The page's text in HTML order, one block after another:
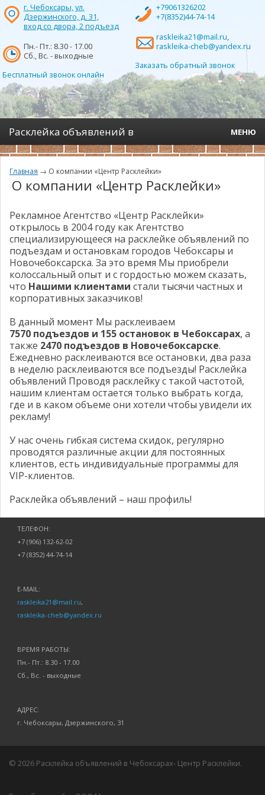
г. Чебоксары, ул.
Дзержинского, д. 31,
вход со двора, 2 подъезд
Пн.- Пт.: 8.30 - 17.00
Сб., Вс. - выходные
Бесплатный звонок онлайн
+79061326202
+7(8352)44-74-14
raskleika21@mail.ru,
raskleika-cheb@yandex.ru
Заказать обратный звонок
Расклейка объявлений в
Чебоксарах- Центр Расклейки
МЕНЮ
О компании
Услуги
Отчётность
Наши клиенты
Отзывы
Главная → О компании «Центр Расклейки»
О компании «Центр Расклейки»
Рекламное Агентство «Центр Расклейки»
открылось в 2004 году как Агентство
специализирующееся на расклейке объявлений по
подъездам и остановкам городов Чебоксары и
Новочебоксарска. За это время Мы приобрели
колоссальный опыт и с гордостью можем сказать,
что Нашими клиентами стали тысячи частных и
корпоративных заказчиков!
В данный момент Мы расклеиваем
7570 подъездов и 155 остановок в Чебоксарах, а
также 2470 подъездов в Новочебоксарске.
Ежедневно расклеиваются все остановки, два раза
в неделю расклеиваются все подъезды! Расклейка
объявлений Проводя расклейку с такой частотой,
нашим клиентам остается только выбрать когда,
где и в каком объеме они хотели чтобы увидели их
рекламу!
У нас очень гибкая система скидок, регулярно
проводятся различные акции для постоянных
клиентов, есть индивидуальные программы для
VIP-клиентов.
Расклейка объявлений – наш профиль!
ТЕЛЕФОН:
+7 (906) 132-62-02
+7 (8352) 44-74-14
E-MAIL:
raskleika21@mail.ru,
raskleika-cheb@yandex.ru
ВРЕМЯ РАБОТЫ:
Пн.- Пт.: 8.30 - 17.00
Сб., Вс. - выходные
АДРЕС:
г. Чебоксары, Дзержинского, 31
© 2026 Расклейка объявлений в Чебоксарах- Центр Расклейки.